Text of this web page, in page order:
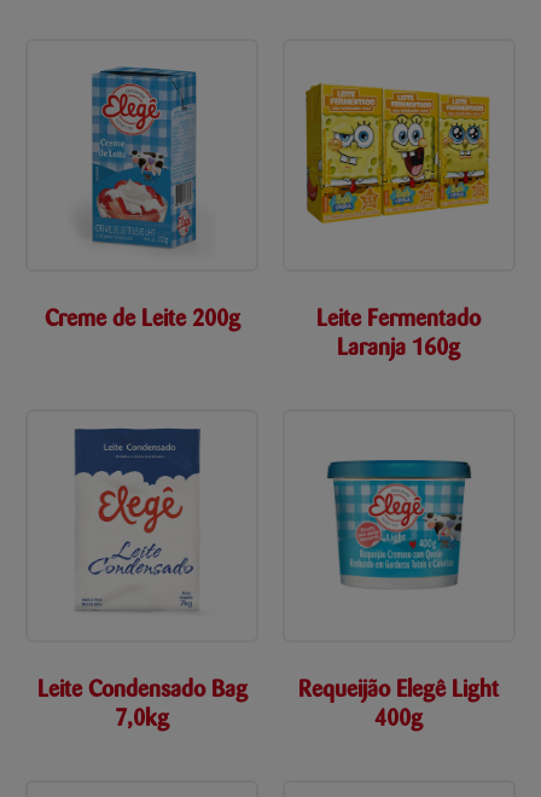
Creme de Leite 200g
Leite Fermentado
Laranja 160g
Leite Condensado Bag
7,0kg
Requeijão Elegê Light
400g